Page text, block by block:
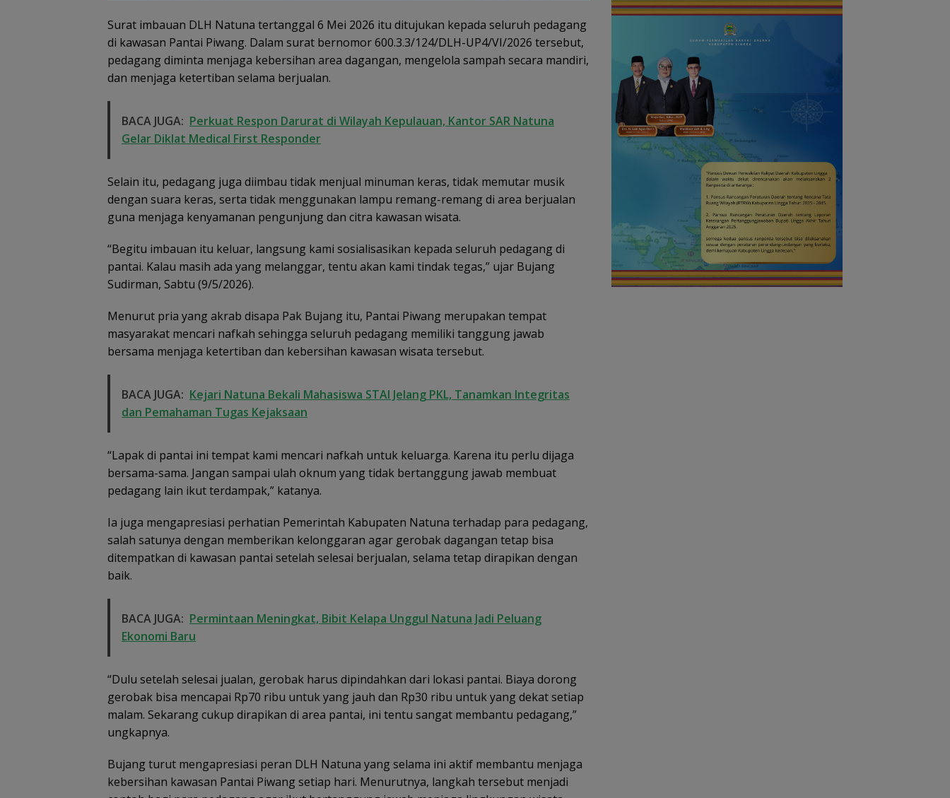
Surat imbauan DLH Natuna tertanggal 6 Mei 2026 itu ditujukan kepada seluruh pedagang
di kawasan Pantai Piwang. Dalam surat bernomor 600.3.3/124/DLH-UP4/VI/2026 tersebut,
pedagang diminta menjaga kebersihan area dagangan, mengelola sampah secara mandiri,
dan menjaga ketertiban selama berjualan.
BACA JUGA: Perkuat Respon Darurat di Wilayah Kepulauan, Kantor SAR Natuna
Gelar Diklat Medical First Responder
Selain itu, pedagang juga diimbau tidak menjual minuman keras, tidak memutar musik
dengan suara keras, serta tidak menggunakan lampu remang-remang di area berjualan
guna menjaga kenyamanan pengunjung dan citra kawasan wisata.
“Begitu imbauan itu keluar, langsung kami sosialisasikan kepada seluruh pedagang di
pantai. Kalau masih ada yang melanggar, tentu akan kami tindak tegas,” ujar Bujang
Sudirman, Sabtu (9/5/2026).
Menurut pria yang akrab disapa Pak Bujang itu, Pantai Piwang merupakan tempat
masyarakat mencari nafkah sehingga seluruh pedagang memiliki tanggung jawab
bersama menjaga ketertiban dan kebersihan kawasan wisata tersebut.
BACA JUGA: Kejari Natuna Bekali Mahasiswa STAI Jelang PKL, Tanamkan Integritas
dan Pemahaman Tugas Kejaksaan
“Lapak di pantai ini tempat kami mencari nafkah untuk keluarga. Karena itu perlu dijaga
bersama-sama. Jangan sampai ulah oknum yang tidak bertanggung jawab membuat
pedagang lain ikut terdampak,” katanya.
Ia juga mengapresiasi perhatian Pemerintah Kabupaten Natuna terhadap para pedagang,
salah satunya dengan memberikan kelonggaran agar gerobak dagangan tetap bisa
ditempatkan di kawasan pantai setelah selesai berjualan, selama tetap dirapikan dengan
baik.
BACA JUGA: Permintaan Meningkat, Bibit Kelapa Unggul Natuna Jadi Peluang
Ekonomi Baru
“Dulu setelah selesai jualan, gerobak harus dipindahkan dari lokasi pantai. Biaya dorong
gerobak bisa mencapai Rp70 ribu untuk yang jauh dan Rp30 ribu untuk yang dekat setiap
malam. Sekarang cukup dirapikan di area pantai, ini tentu sangat membantu pedagang,”
ungkapnya.
Bujang turut mengapresiasi peran DLH Natuna yang selama ini aktif membantu menjaga
kebersihan kawasan Pantai Piwang setiap hari. Menurutnya, langkah tersebut menjadi